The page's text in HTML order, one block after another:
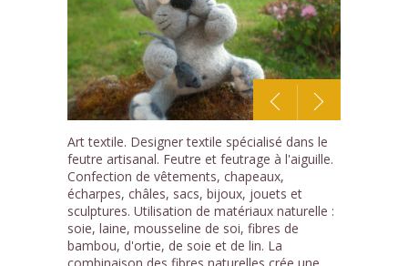
carnet
1 /4
Art textile. Designer textile spécialisé dans le
feutre artisanal. Feutre et feutrage à l'aiguille.
Confection de vêtements, chapeaux,
écharpes, châles, sacs, bijoux, jouets et
sculptures. Utilisation de matériaux naturelle :
soie, laine, mousseline de soi, fibres de
bambou, d'ortie, de soie et de lin. La